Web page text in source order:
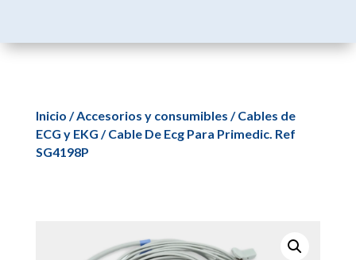
Inicio /Accesorios y consumibles /Cables de
ECG y EKG / Cable De Ecg Para Primedic. Ref
SG4198P